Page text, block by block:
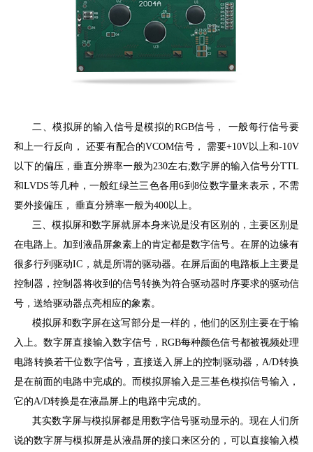
二、模拟屏的输入信号是模拟的RGB信号， 一般每行信号要
和上一行反向， 还要有配合的VCOM信号， 需要+10V以上和-10V
以下的偏压，垂直分辨率一般为230左右;数字屏的输入信号分TTL
和LVDS等几种，一般红绿兰三色各用6到8位数字量来表示，不需
要外接偏压， 垂直分辨率一般为400以上。
三、模拟屏和数字屏就屏本身来说是没有区别的，主要区别是
在电路上。加到液晶屏象素上的肯定都是数字信号。在屏的边缘有
很多行列驱动IC，就是所谓的驱动器。在屏后面的电路板上主要是
控制器，控制器将收到的信号转换为符合驱动器时序要求的驱动信
号，送给驱动器点亮相应的象素。
模拟屏和数字屏在这写部分是一样的，他们的区别主要在于输
入上。数字屏直接输入数字信号，RGB每种颜色信号都被视频处理
电路转换若干位数字信号，直接送入屏上的控制驱动器，A/D转换
是在前面的电路中完成的。而模拟屏输入是三基色模拟信号输入，
它的A/D转换是在液晶屏上的电路中完成的。
其实数字屏与模拟屏都是用数字信号驱动显示的。现在人们所
说的数字屏与模拟屏是从液晶屏的接口来区分的，可以直接输入模